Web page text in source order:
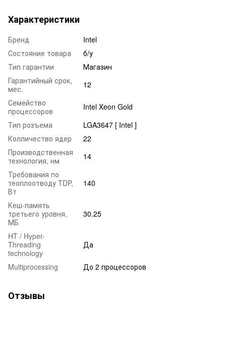
Характеристики
Бренд
Intel
Состояние товара
б/у
Тип гарантии
Магазин
Гарантийный срок,
мес.
12
Семейство
процессоров
Intel Xeon Gold
Тип розъема
LGA3647 [ Intel ]
Колличество ядер
22
Производственная
технология, нм
14
Требования по
теоплоотводу TDP,
Вт
140
Кеш-память
третьего уровня,
МБ
30.25
HT / Hyper-
Threading
technology
Да
Multiprocessing До 2 процессоров
Отзывы